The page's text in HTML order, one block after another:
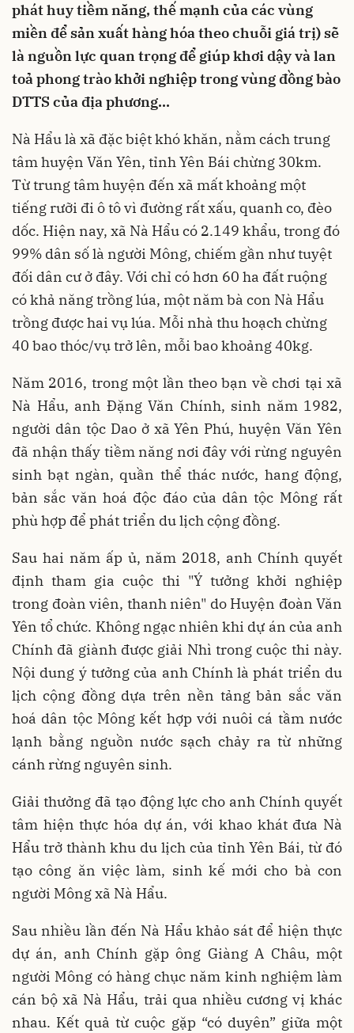
phát huy tiềm năng, thế mạnh của các vùng
miền để sản xuất hàng hóa theo chuỗi giá trị) sẽ
là nguồn lực quan trọng để giúp khơi dậy và lan
toả phong trào khởi nghiệp trong vùng đồng bào
DTTS của địa phương...
Nà Hẩu là xã đặc biệt khó khăn, nằm cách trung
tâm huyện Văn Yên, tỉnh Yên Bái chừng 30km.
Từ trung tâm huyện đến xã mất khoảng một
tiếng rưỡi đi ô tô vì đường rất xấu, quanh co, đèo
dốc. Hiện nay, xã Nà Hẩu có 2.149 khẩu, trong đó
99% dân số là người Mông, chiếm gần như tuyệt
đối dân cư ở đây. Với chỉ có hơn 60 ha đất ruộng
có khả năng trồng lúa, một năm bà con Nà Hẩu
trồng được hai vụ lúa. Mỗi nhà thu hoạch chừng
40 bao thóc/vụ trở lên, mỗi bao khoảng 40kg.
Năm 2016, trong một lần theo bạn về chơi tại xã
Nà Hẩu, anh Ðặng Văn Chính, sinh năm 1982,
người dân tộc Dao ở xã Yên Phú, huyện Văn Yên
đã nhận thấy tiềm năng nơi đây với rừng nguyên
sinh bạt ngàn, quần thể thác nước, hang động,
bản sắc văn hoá độc đáo của dân tộc Mông rất
phù hợp để phát triển du lịch cộng đồng.
Sau hai năm ấp ủ, năm 2018, anh Chính quyết
định tham gia cuộc thi "Ý tưởng khởi nghiệp
trong đoàn viên, thanh niên" do Huyện đoàn Văn
Yên tổ chức. Không ngạc nhiên khi dự án của anh
Chính đã giành được giải Nhì trong cuộc thi này.
Nội dung ý tưởng của anh Chính là phát triển du
lịch cộng đồng dựa trên nền tảng bản sắc văn
hoá dân tộc Mông kết hợp với nuôi cá tầm nước
lạnh bằng nguồn nước sạch chảy ra từ những
cánh rừng nguyên sinh.
Giải thưởng đã tạo động lực cho anh Chính quyết
tâm hiện thực hóa dự án, với khao khát đưa Nà
Hẩu trở thành khu du lịch của tỉnh Yên Bái, từ đó
tạo công ăn việc làm, sinh kế mới cho bà con
người Mông xã Nà Hẩu.
Sau nhiều lần đến Nà Hẩu khảo sát để hiện thực
dự án, anh Chính gặp ông Giàng A Châu, một
người Mông có hàng chục năm kinh nghiệm làm
cán bộ xã Nà Hẩu, trải qua nhiều cương vị khác
nhau. Kết quả từ cuộc gặp “có duyên” giữa một